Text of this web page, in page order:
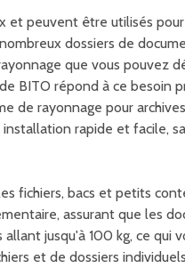
et peuvent être utilisés
dossiers de
que vous pouvez
BITO répond à ce besoin
de rayonnage pour
rapide et facile,
fichiers, bacs et petits
assurant que les
jusqu'à 100 kg, ce qui
et de dossiers